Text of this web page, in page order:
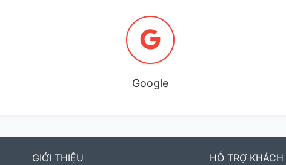
Google
GIỚI THIỆU HỖ TRỢ